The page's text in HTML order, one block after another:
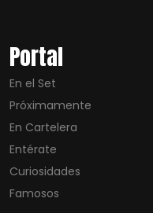
Portal
En el Set
Próximamente
En Cartelera
Entérate
Curiosidades
Famosos